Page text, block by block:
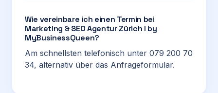
Wie vereinbare ich einen Termin bei
Marketing & SEO Agentur Zürich I by
MyBusinessQueen?
Am schnellsten telefonisch unter 079 200 70
34, alternativ über das Anfrageformular.